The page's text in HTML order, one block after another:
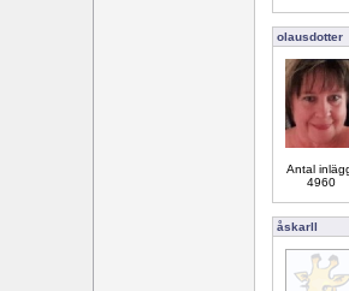
olausdotter
Antal
4960
åskarll